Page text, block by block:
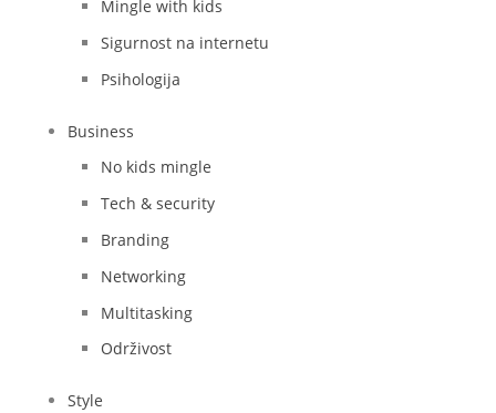
Mingle with kids
Sigurnost na internetu
Psihologija
Business
No kids mingle
Tech & security
Branding
Networking
Multitasking
Održivost
Style